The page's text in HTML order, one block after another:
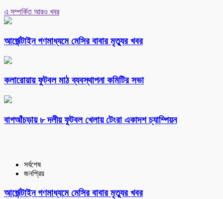
এ সম্পর্কিত আরও খবর
আর্জেন্টাইন গণমাধ্যমে মেসির বাবার মৃত্যুর খবর
কলারোয়ায় ফুটবল মাঠ ব্যবস্থাপনা কমিটির সভা
বাগআঁচড়ায় ৮ দলীয় ফুটবল খেলায় টেংরা একাদশ চ্যাম্পিয়ন
সর্বশেষ
জনপ্রিয়
আর্জেন্টাইন গণমাধ্যমে মেসির বাবার মৃত্যুর খবর